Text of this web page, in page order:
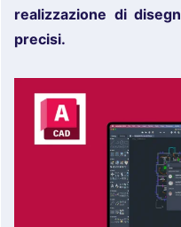
realizzazione di
precisi.